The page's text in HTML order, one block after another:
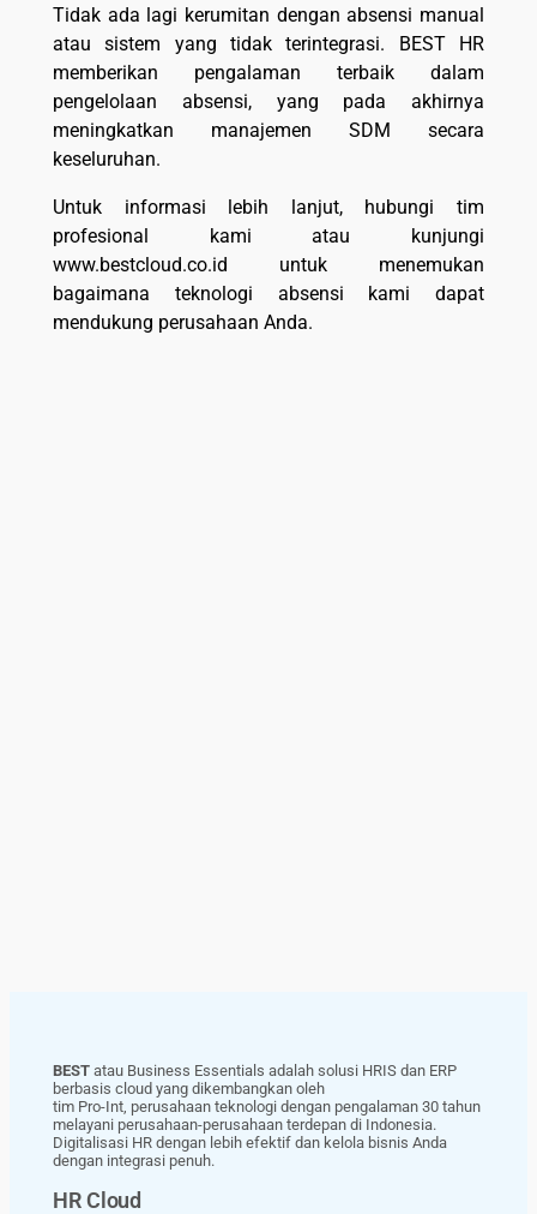
Tidak ada lagi kerumitan dengan absensi manual
atau sistem yang tidak terintegrasi. BEST HR
memberikan pengalaman terbaik dalam
pengelolaan absensi, yang pada akhirnya
meningkatkan manajemen SDM secara
keseluruhan.
Untuk informasi lebih lanjut, hubungi tim
profesional kami atau kunjungi
www.bestcloud.co.id untuk menemukan
bagaimana teknologi absensi kami dapat
mendukung perusahaan Anda.
BEST atau Business Essentials adalah solusi HRIS dan ERP
berbasis cloud yang dikembangkan oleh
tim Pro-Int, perusahaan teknologi dengan pengalaman 30 tahun
melayani perusahaan-perusahaan terdepan di Indonesia.
Digitalisasi HR dengan lebih efektif dan kelola bisnis Anda
dengan integrasi penuh.
HR Cloud